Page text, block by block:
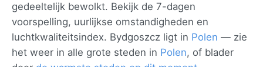
gedeeltelijk bewolkt. Bekijk de 7-dagen
voorspelling, uurlijkse omstandigheden en
luchtkwaliteitsindex. Bydgoszcz ligt in Polen — zie
het weer in alle grote steden in Polen, of blader